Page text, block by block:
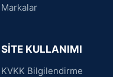
Markalar
SİTE KULLANIMI
KVKK Bilgilendirme